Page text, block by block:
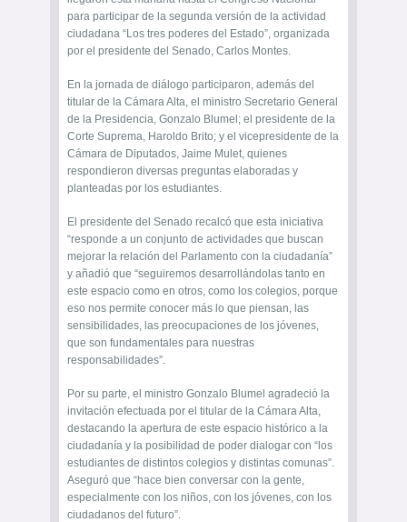
para participar de la segunda versión de la actividad
ciudadana “Los tres poderes del Estado”, organizada
por el presidente del Senado, Carlos Montes.
En la jornada de diálogo participaron, además del
titular de la Cámara Alta, el ministro Secretario General
de la Presidencia, Gonzalo Blumel; el presidente de la
Corte Suprema, Haroldo Brito; y el vicepresidente de la
Cámara de Diputados, Jaime Mulet, quienes
respondieron diversas preguntas elaboradas y
planteadas por los estudiantes.
El presidente del Senado recalcó que esta iniciativa
“responde a un conjunto de actividades que buscan
mejorar la relación del Parlamento con la ciudadanía”
y añadió que “seguiremos desarrollándolas tanto en
este espacio como en otros, como los colegios, porque
eso nos permite conocer más lo que piensan, las
sensibilidades, las preocupaciones de los jóvenes,
que son fundamentales para nuestras
responsabilidades”.
Por su parte, el ministro Gonzalo Blumel agradeció la
invitación efectuada por el titular de la Cámara Alta,
destacando la apertura de este espacio histórico a la
ciudadanía y la posibilidad de poder dialogar con “los
estudiantes de distintos colegios y distintas comunas”.
Aseguró que “hace bien conversar con la gente,
especialmente con los niños, con los jóvenes, con los
ciudadanos del futuro”.